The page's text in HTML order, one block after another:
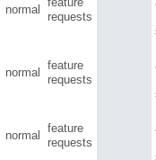
normal
requests
normal
feature
requests
normal
feature
requests